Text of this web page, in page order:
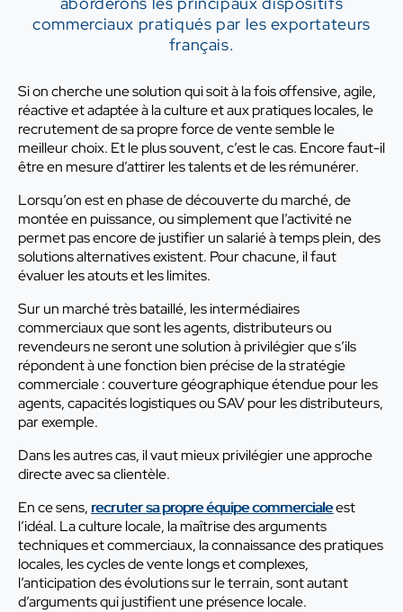
commerciaux pratiqués par les exportateurs
français.
Si on cherche une solution qui soit à la fois offensive, agile,
réactive et adaptée à la culture et aux pratiques locales, le
recrutement de sa propre force de vente semble le
meilleur choix. Et le plus souvent, c’est le cas. Encore faut-il
être en mesure d’attirer les talents et de les rémunérer.
Lorsqu’on est en phase de découverte du marché, de
montée en puissance, ou simplement que l’activité ne
permet pas encore de justifier un salarié à temps plein, des
solutions alternatives existent. Pour chacune, il faut
évaluer les atouts et les limites.
Sur un marché très bataillé, les intermédiaires
commerciaux que sont les agents, distributeurs ou
revendeurs ne seront une solution à privilégier que s’ils
répondent à une fonction bien précise de la stratégie
commerciale : couverture géographique étendue pour les
agents, capacités logistiques ou SAV pour les distributeurs,
par exemple.
Dans les autres cas, il vaut mieux privilégier une approche
directe avec sa clientèle.
En ce sens, recruter sa propre équipe commercialeest
l’idéal. La culture locale, la maîtrise des arguments
techniques et commerciaux, la connaissance des pratiques
locales, les cycles de vente longs et complexes,
l’anticipation des évolutions sur le terrain, sont autant
d’arguments qui justifient une présence locale.